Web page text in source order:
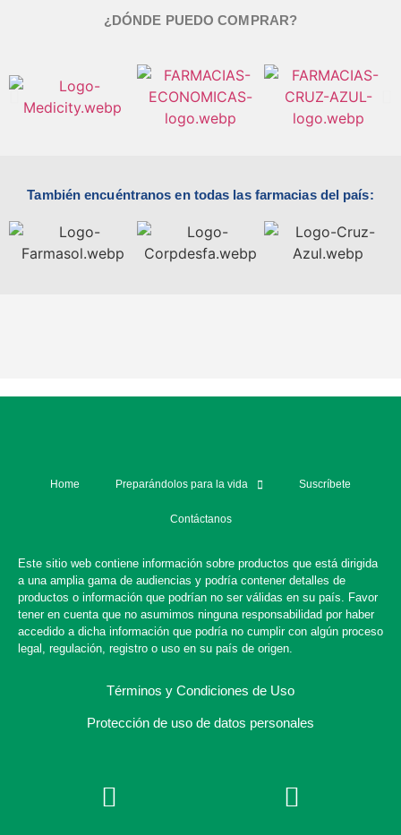
¿DÓNDE PUEDO COMPRAR?
También encuéntranos en todas las farmacias del país:
Home Preparándolos para la vida Suscríbete
Contáctanos
Este sitio web contiene información sobre productos que está dirigida
a una amplia gama de audiencias y podría contener detalles de
productos o información que podrían no ser válidas en su país. Favor
tener en cuenta que no asumimos ninguna responsabilidad por haber
accedido a dicha información que podría no cumplir con algún proceso
legal, regulación, registro o uso en su país de origen.
Términos y Condiciones de Uso
Protección de uso de datos personales